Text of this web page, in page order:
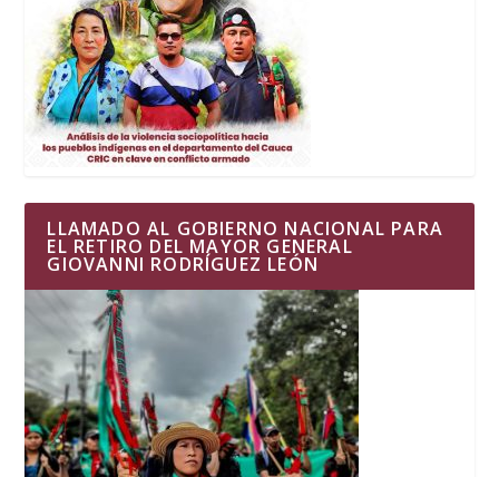
LLAMADO AL GOBIERNO NACIONAL PARA
EL RETIRO DEL MAYOR GENERAL
GIOVANNI RODRÍGUEZ LEÓN